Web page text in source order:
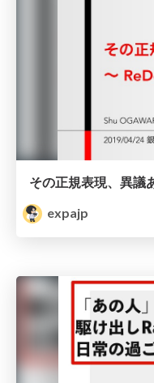
その正規表現、異議
expajp